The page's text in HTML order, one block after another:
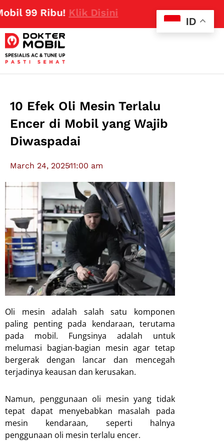
Ribu!Klik Disini
10 Efek Oli Mesin Terlalu
Encer di Mobil yang Wajib
Diwaspadai
March 24, 202511:00 am
Oli mesin adalah salah satu komponen
paling penting pada kendaraan, terutama
pada mobil. Fungsinya adalah untuk
melumasi bagian-bagian mesin agar tetap
bergerak dengan lancar dan mencegah
terjadinya keausan dan kerusakan.
Namun, penggunaan oli mesin yang tidak
tepat dapat menyebabkan masalah pada
mesin kendaraan, seperti halnya
penggunaan oli mesin terlalu encer.
ID